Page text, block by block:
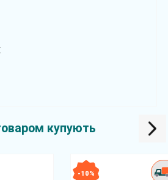
купують
- 10 %